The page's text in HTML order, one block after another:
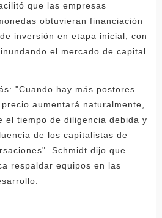
que las empresas
obtuvieran financiación
inversión en etapa inicial, con
el mercado de capital
"Cuando hay más postores
aumentará naturalmente,
el tiempo de diligencia debida y
de los capitalistas de
Schmidt dijo que
respaldar equipos en las